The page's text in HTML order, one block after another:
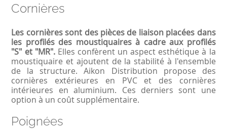
Cornières
Les cornières sont des pièces de liaison placées dans
les profilés des moustiquaires à cadre aux profilés
"S" et "MR". Elles confèrent un aspect esthétique à la
moustiquaire et ajoutent de la stabilité à l'ensemble
de la structure. Aikon Distribution propose des
cornières extérieures en PVC et des cornières
intérieures en aluminium. Ces derniers sont une
option à un coût supplémentaire.
Poignées